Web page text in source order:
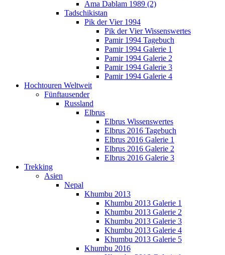
Ama Dablam 1989 (2)
Tadschikistan
Pik der Vier 1994
Pik der Vier Wissenswertes
Pamir 1994 Tagebuch
Pamir 1994 Galerie 1
Pamir 1994 Galerie 2
Pamir 1994 Galerie 3
Pamir 1994 Galerie 4
Hochtouren Weltweit
Fünftausender
Russland
Elbrus
Elbrus Wissenswertes
Elbrus 2016 Tagebuch
Elbrus 2016 Galerie 1
Elbrus 2016 Galerie 2
Elbrus 2016 Galerie 3
Trekking
Asien
Nepal
Khumbu 2013
Khumbu 2013 Galerie 1
Khumbu 2013 Galerie 2
Khumbu 2013 Galerie 3
Khumbu 2013 Galerie 4
Khumbu 2013 Galerie 5
Khumbu 2016